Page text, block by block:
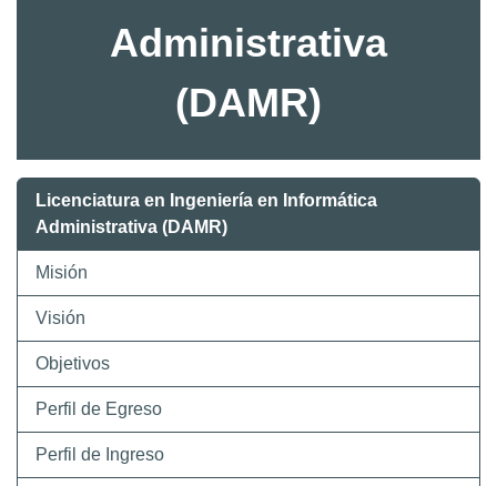
Administrativa
(DAMR)
Licenciatura en Ingeniería en Informática
Administrativa (DAMR)
Misión
Visión
Objetivos
Perfil de Egreso
Perfil de Ingreso